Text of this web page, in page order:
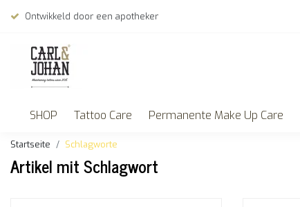
Ontwikkeld door een apotheker
SHOP Tattoo Care Permanente Make Up Care
Startseite Schlagworte
Artikel mit Schlagwort